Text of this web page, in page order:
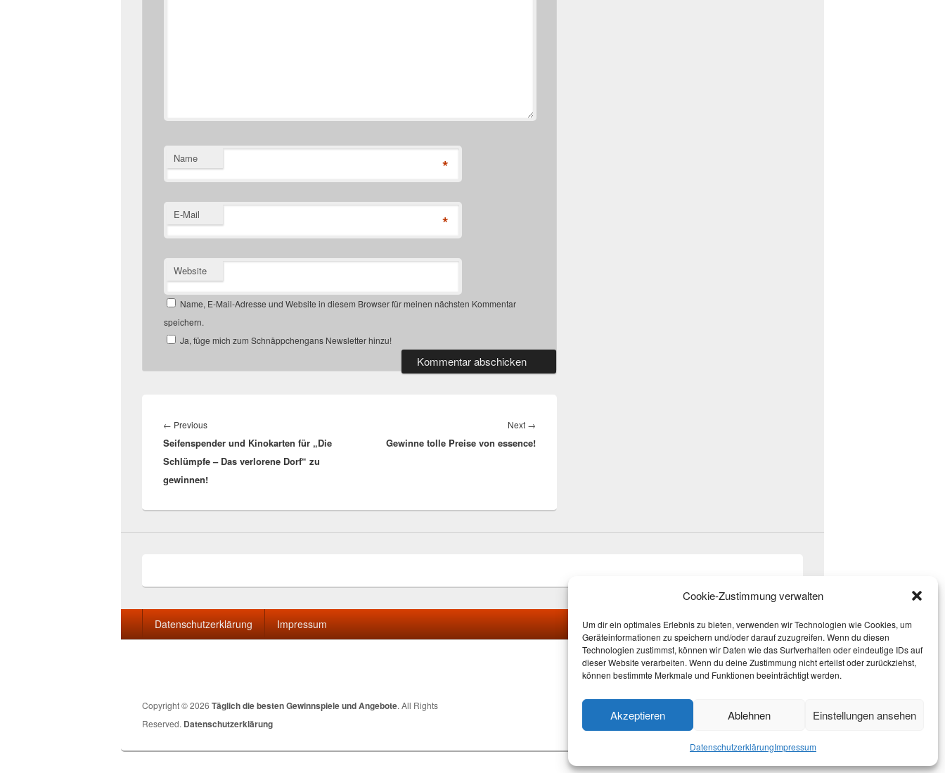
Cookie-Zustimmung verwalten
Um dir ein optimales Erlebnis zu bieten, verwenden wir Technologien wie Cookies, um
Geräteinformationen zu speichern und/oder darauf zuzugreifen. Wenn du diesen
Technologien zustimmst, können wir Daten wie das Surfverhalten oder eindeutige IDs auf
dieser Website verarbeiten. Wenn du deine Zustimmung nicht erteilst oder zurückziehst,
können bestimmte Merkmale und Funktionen beeinträchtigt werden.
Akzeptieren Ablehnen Einstellungen ansehen
DatenschutzerklärungImpressum
Name *
E-Mail *
Website
Name, E-Mail-Adresse und Website in diesem Browser für meinen nächsten Kommentar
speichern.
Ja, füge mich zum Schnäppchengans Newsletter hinzu!
← PreviousPrevious
post:
Seifenspender und Kinokarten für „Die
Schlümpfe – Das verlorene Dorf“ zu
gewinnen!
Next →
post:
Gewinne tolle Preise von essence!
Seitenfuß-
Menü Datenschutzerklärung Impressum
Copyright © 2026 Täglich die besten Gewinnspiele und Angebote. All Rights
Reserved. Datenschutzerklärung
Theme: Catch Box by